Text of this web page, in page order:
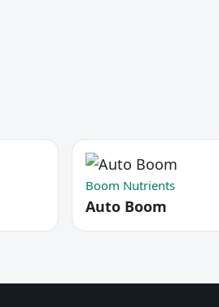
Boom Nutrients
Auto Boom